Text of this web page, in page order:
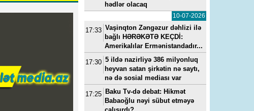
hədlər olacaq
10-07-2026
17:33 Vaşinqton Zəngəzur dəhlizi ilə
bağlı HƏRƏKƏTƏ KEÇDİ:
Amerikalılar Ermənistandadır...
17:30 5 ildə nazirliyə 386 milyonluq
heyvan satan şirkətin nə saytı,
nə də sosial mediası var
17:25 Baku Tv-də debat: Hikmət
Babaoğlu nəyi sübut etməyə